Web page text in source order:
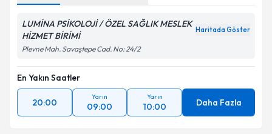
LUMİNA PSİKOLOJİ / ÖZEL SAĞLIK MESLEK
HİZMET BİRİMİ
Haritada Göster
Plevne Mah. Savaştepe Cad. No: 24/2
En Yakın Saatler
20:00
Yarın
09:00
Yarın
10:00 Daha Fazla